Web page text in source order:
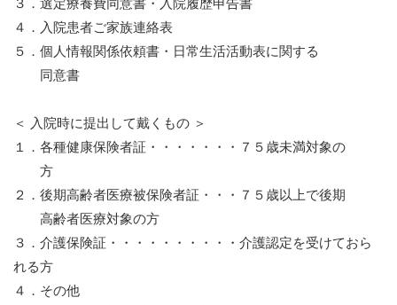
３．選定療養費同意書・入院履歴申告書
４．入院患者ご家族連絡表
５．個人情報関係依頼書・日常生活活動表に関する
同意書
＜ 入院時に提出して戴くもの ＞
１．各種健康保険者証・・・・・・・７５歳未満対象の
方
２．後期高齢者医療被保険者証・・・７５歳以上で後期
高齢者医療対象の方
３．介護保険証・・・・・・・・・・介護認定を受けておら
れる方
４．その他